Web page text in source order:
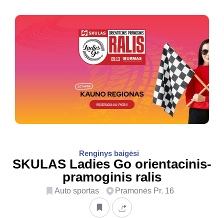
Renginys baigėsi
SKULAS Ladies Go orientacinis-
pramoginis ralis
Auto sportas Pramonės Pr. 16